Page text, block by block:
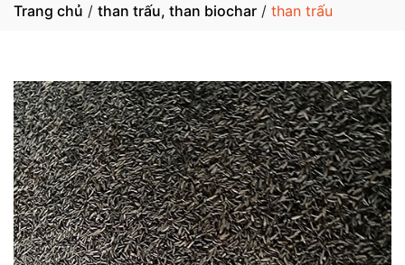
Trang chủ / than trấu, than biochar / than trấu